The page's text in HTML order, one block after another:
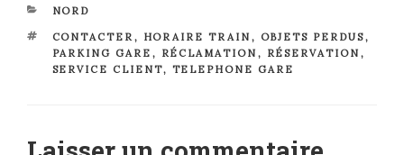
CATÉGORIES
NORD
ÉTIQUETTES
CONTACTER, HORAIRE TRAIN , OBJETS PERDUS,
PARKING GARE , RÉCLAMATION , RÉSERVATION ,
SERVICE CLIENT, TELEPHONE GARE